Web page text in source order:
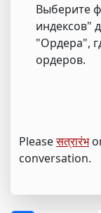
Выберите
индексов"
"Ордера",
ордеров.
Pleaseसत्रारंभ
conversation.